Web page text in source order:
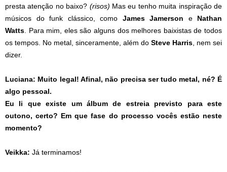
presta atenção no baixo? (risos) Mas eu tenho muita inspiração de
músicos do funk clássico, como James Jamerson e Nathan
Watts . Para mim, eles são alguns dos melhores baixistas de todos
os tempos. No metal, sinceramente, além do Steve Harris , nem sei
dizer.
Luciana: Muito legal! Afinal, não precisa ser tudo metal, né? É
algo pessoal.
Eu li que existe um álbum de estreia previsto para este
outono, certo? Em que fase do processo vocês estão neste
momento?
Veikka: Já terminamos!